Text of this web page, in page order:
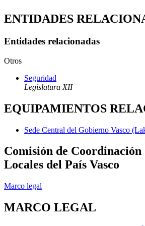
ENTIDADES
Entidades relacionadas
Otros
Seguridad
Legislatura XII
EQUIPAMIENTOS
Sede Central del Gobierno Vasco
Comisión de Coordinación
Locales del País Vasco
Marco legal
MARCO LEGAL